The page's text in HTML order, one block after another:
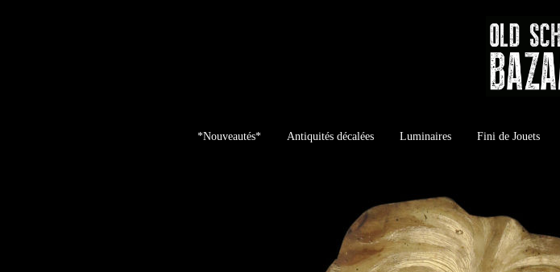
*Nouveautés* Antiquités décalées Luminaires Fini de Jouets